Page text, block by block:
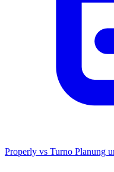
Properly vs Turno Planung